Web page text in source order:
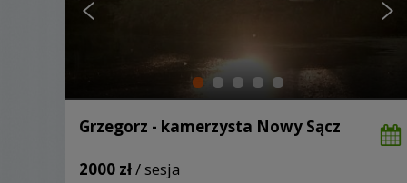
Grzegorz - kamerzysta Nowy Sącz
2000 zł/ sesja